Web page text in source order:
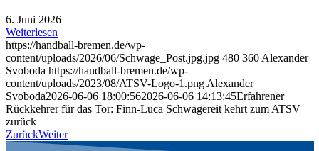
6. Juni 2026
Weiterlesen
https://handball-bremen.de/wp-
content/uploads/2026/06/Schwage_Post.jpg.jpg 480 360 Alexander
Svoboda https://handball-bremen.de/wp-
content/uploads/2023/08/ATSV-Logo-1.png Alexander
Svoboda2026-06-06 18:00:562026-06-06 14:13:45Erfahrener
Rückkehrer für das Tor: Finn-Luca Schwagereit kehrt zum ATSV
zurück
ZurückWeiter